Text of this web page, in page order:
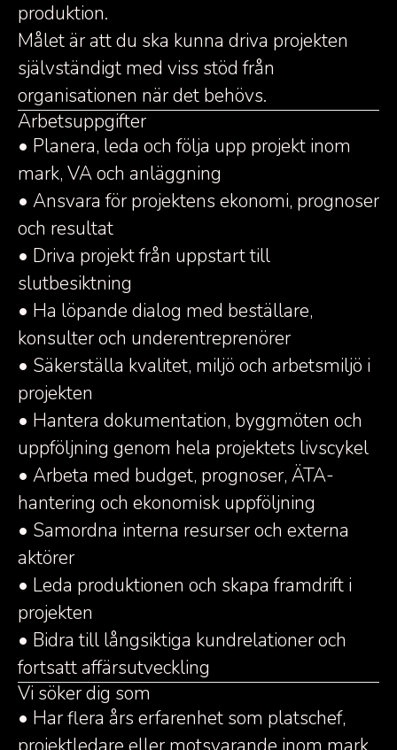
produktion.
Målet är att du ska kunna driva projekten
självständigt med viss stöd från
organisationen när det behövs.
Arbetsuppgifter
• Planera, leda och följa upp projekt inom
mark, VA och anläggning
• Ansvara för projektens ekonomi, prognoser
och resultat
• Driva projekt från uppstart till
slutbesiktning
• Ha löpande dialog med beställare,
konsulter och underentreprenörer
• Säkerställa kvalitet, miljö och arbetsmiljö i
projekten
• Hantera dokumentation, byggmöten och
uppföljning genom hela projektets livscykel
• Arbeta med budget, prognoser, ÄTA-
hantering och ekonomisk uppföljning
• Samordna interna resurser och externa
aktörer
• Leda produktionen och skapa framdrift i
projekten
• Bidra till långsiktiga kundrelationer och
fortsatt affärsutveckling
Vi söker dig som
• Har flera års erfarenhet som platschef,